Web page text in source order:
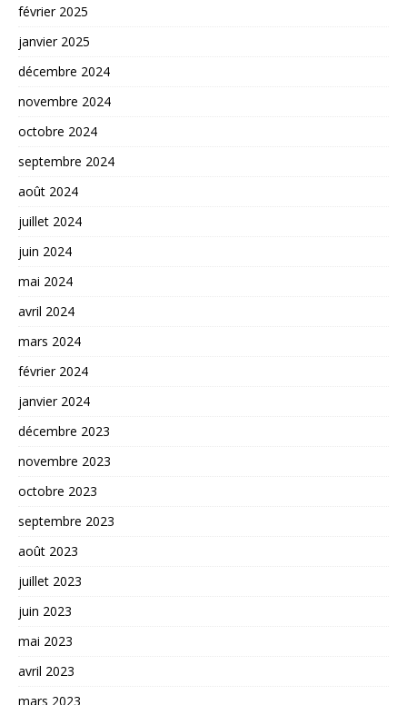
février 2025
janvier 2025
décembre 2024
novembre 2024
octobre 2024
septembre 2024
août 2024
juillet 2024
juin 2024
mai 2024
avril 2024
mars 2024
février 2024
janvier 2024
décembre 2023
novembre 2023
octobre 2023
septembre 2023
août 2023
juillet 2023
juin 2023
mai 2023
avril 2023
mars 2023